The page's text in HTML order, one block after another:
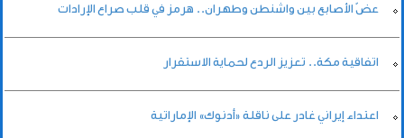
عضّ الأصابع بين واشنطن وطهران.. هرمز في قلب صراع الإرادات
اتفاقية مكة.. تعزيز الردع لحماية الاستقرار
اعتداء إيراني غادر على ناقلة «أدنوك» الإماراتية